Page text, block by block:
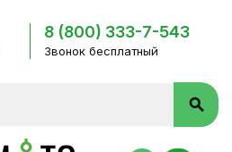
8 (800) 333-7-543
Звонок бесплатный
search